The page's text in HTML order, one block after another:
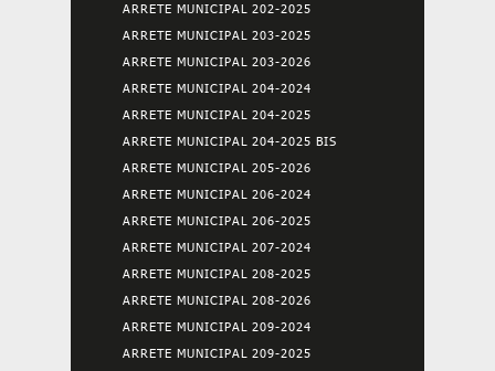
ARRETE MUNICIPAL 202-2025
ARRETE MUNICIPAL 203-2025
ARRETE MUNICIPAL 203-2026
ARRETE MUNICIPAL 204-2024
ARRETE MUNICIPAL 204-2025
ARRETE MUNICIPAL 204-2025 BIS
ARRETE MUNICIPAL 205-2026
ARRETE MUNICIPAL 206-2024
ARRETE MUNICIPAL 206-2025
ARRETE MUNICIPAL 207-2024
ARRETE MUNICIPAL 208-2025
ARRETE MUNICIPAL 208-2026
ARRETE MUNICIPAL 209-2024
ARRETE MUNICIPAL 209-2025